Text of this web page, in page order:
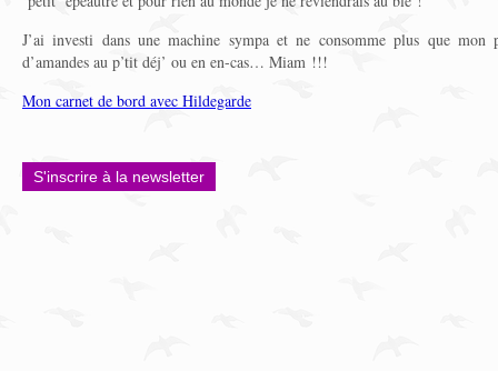
J’ai investi dans une machine sympa et ne consomme plus que mon
d’amandes au p’tit déj’ ou en en-cas… Miam !!!
Mon carnet de bord avec Hildegarde
S'inscrire à la newsletter